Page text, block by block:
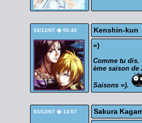
03/12/07 � 00:40 Kenshin-kun
=)
Comme tu dis.
ème saison de
Saisons =).
03/12/07 � 13:07 Sakura